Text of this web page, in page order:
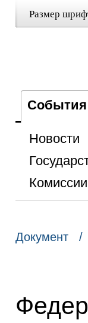
Размер
События
Новости
Документ /